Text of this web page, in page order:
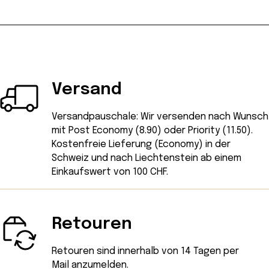
Versand
Versandpauschale: Wir versenden nach Wunsch
mit Post Economy (8.90) oder Priority (11.50).
Kostenfreie Lieferung (Economy) in der
Schweiz und nach Liechtenstein ab einem
Einkaufswert von 100 CHF.
Retouren
Retouren sind innerhalb von 14 Tagen per
Mail anzumelden.